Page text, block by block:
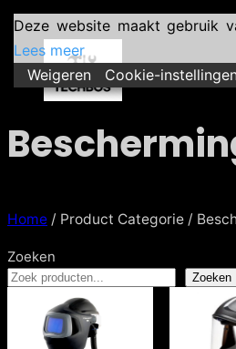
Home / Product Categorie /
Zoeken
Zoeken
Deze website maakt gebruik
Lees meer
Weigeren
Cookie-